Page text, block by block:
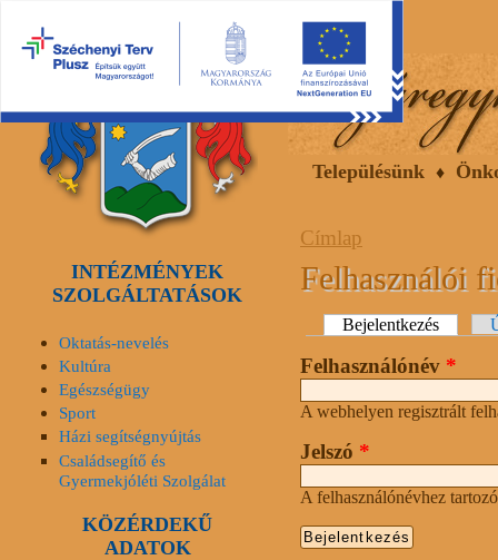
Településünk
Címlap
Felhasználói
Elsődleges fülek
Bejelentkezés (aktív
Felhasználónév *
A webhelyen regisztrált
Jelszó *
A felhasználónévhez
INTÉZMÉNYEK
SZOLGÁLTATÁSOK
Oktatás-nevelés
Kultúra
Egészségügy
Sport
Házi segítségnyújtás
Családsegítő és
Gyermekjóléti Szolgálat
KÖZÉRDEKŰ
ADATOK